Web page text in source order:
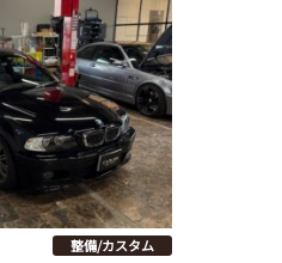
整備/カスタム